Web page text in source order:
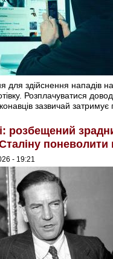
для здійснення нападів
Розплачуватися
зазвичай затримує
розбещений
поневолити
- 19:21